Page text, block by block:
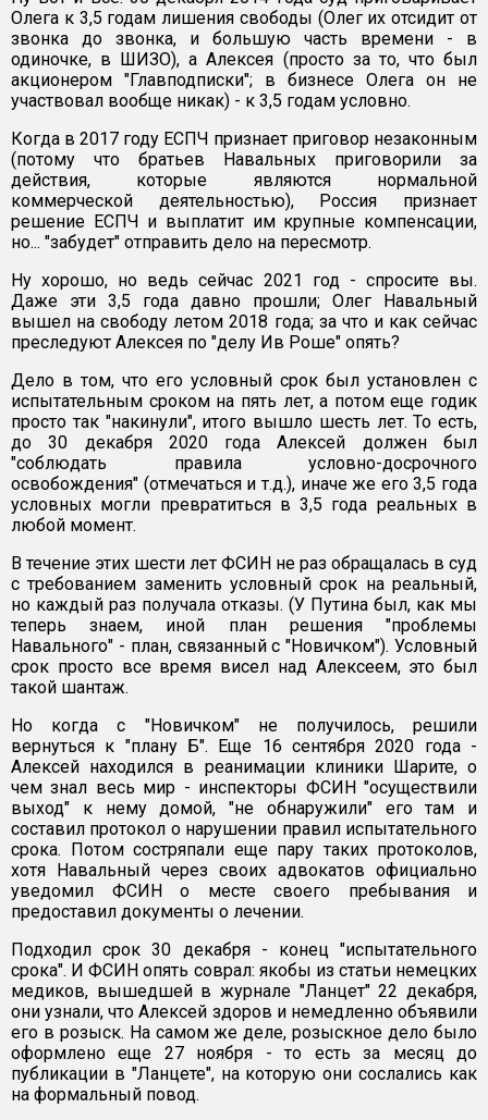
Олега к 3,5 годам лишения свободы (Олег их отсидит от
звонка до звонка, и большую часть времени - в
одиночке, в ШИЗО), а Алексея (просто за то, что был
акционером "Главподписки"; в бизнесе Олега он не
участвовал вообще никак) - к 3,5 годам условно.
Когда в 2017 году ЕСПЧ признает приговор незаконным
(потому что братьев Навальных приговорили за
действия, которые являются нормальной
коммерческой деятельностью), Россия признает
решение ЕСПЧ и выплатит им крупные компенсации,
но... "забудет" отправить дело на пересмотр.
Ну хорошо, но ведь сейчас 2021 год - спросите вы.
Даже эти 3,5 года давно прошли; Олег Навальный
вышел на свободу летом 2018 года; за что и как сейчас
преследуют Алексея по "делу Ив Роше" опять?
Дело в том, что его условный срок был установлен с
испытательным сроком на пять лет, а потом еще годик
просто так "накинули", итого вышло шесть лет. То есть,
до 30 декабря 2020 года Алексей должен был
"соблюдать правила условно-досрочного
освобождения" (отмечаться и т.д.), иначе же его 3,5 года
условных могли превратиться в 3,5 года реальных в
любой момент.
В течение этих шести лет ФСИН не раз обращалась в суд
с требованием заменить условный срок на реальный,
но каждый раз получала отказы. (У Путина был, как мы
теперь знаем, иной план решения "проблемы
Навального" - план, связанный с "Новичком"). Условный
срок просто все время висел над Алексеем, это был
такой шантаж.
Но когда с "Новичком" не получилось, решили
вернуться к "плану Б". Еще 16 сентября 2020 года -
Алексей находился в реанимации клиники Шарите, о
чем знал весь мир - инспекторы ФСИН "осуществили
выход" к нему домой, "не обнаружили" его там и
составил протокол о нарушении правил испытательного
срока. Потом состряпали еще пару таких протоколов,
хотя Навальный через своих адвокатов официально
уведомил ФСИН о месте своего пребывания и
предоставил документы о лечении.
Подходил срок 30 декабря - конец "испытательного
срока". И ФСИН опять соврал: якобы из статьи немецких
медиков, вышедшей в журнале "Ланцет" 22 декабря,
они узнали, что Алексей здоров и немедленно объявили
его в розыск. На самом же деле, розыскное дело было
оформлено еще 27 ноября - то есть за месяц до
публикации в "Ланцете", на которую они сослались как
на формальный повод.